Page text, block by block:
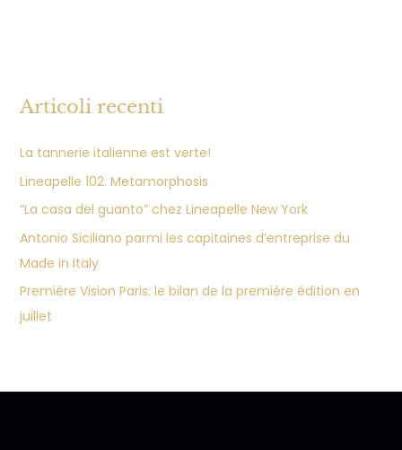
Articoli recenti
La tannerie italienne est verte!
Lineapelle 102. Metamorphosis
“La casa del guanto” chez Lineapelle New York
Antonio Siciliano parmi les capitaines d’entreprise du
Made in Italy
Première Vision Paris: le bilan de la première édition en
juillet